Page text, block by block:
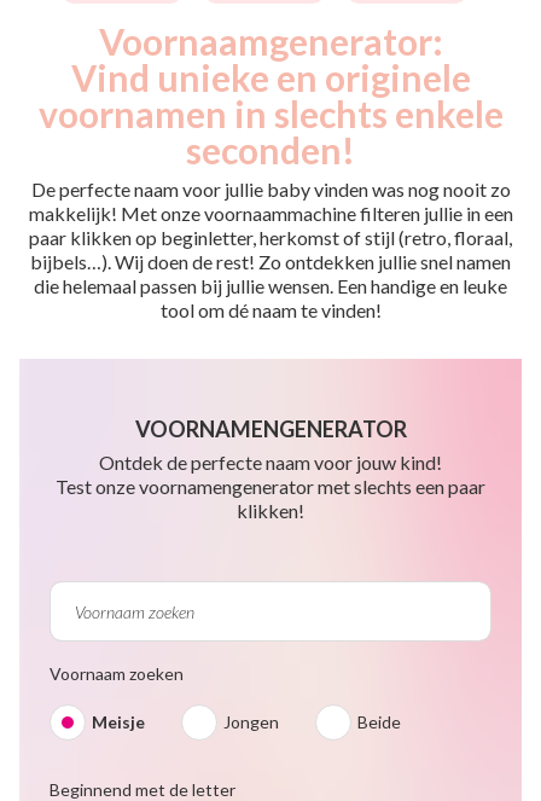
Voornaamgenerator:
Vind unieke en originele
voornamen in slechts enkele
seconden!
De perfecte naam voor jullie baby vinden was nog nooit zo
makkelijk! Met onze voornaammachine filteren jullie in een
paar klikken op beginletter, herkomst of stijl (retro, floraal,
bijbels…). Wij doen de rest! Zo ontdekken jullie snel namen
die helemaal passen bij jullie wensen. Een handige en leuke
tool om dé naam te vinden!
VOORNAMENGENERATOR
Ontdek de perfecte naam voor jouw kind!
Test onze voornamengenerator met slechts een paar
klikken!
Voornaam zoeken
Meisje Jongen Beide
Beginnend met de letter